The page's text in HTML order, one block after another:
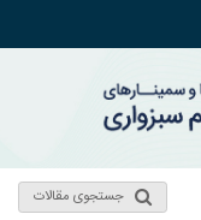
جستجوی مقالات